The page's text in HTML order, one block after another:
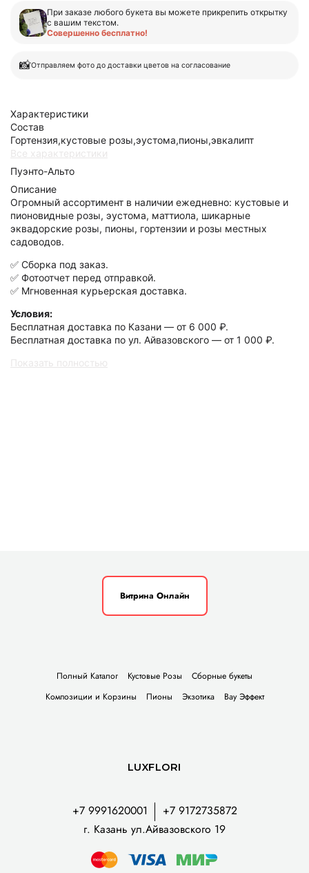
При заказе любого букета вы можете прикрепить открытку
с вашим текстом.
Совершенно бесплатно!
📸Отправляем фото до доставки цветов на согласование
Характеристики
Состав
Гортензия,кустовые розы,эустома,пионы,эвкалипт
Все характеристики
Пуэнто-Альто
Описание
Огромный ассортимент в наличии ежедневно: кустовые и
пионовидные розы, эустома, маттиола, шикарные
эквадорские розы, пионы, гортензии и розы местных
садоводов.
✅ Сборка под заказ.
✅ Фотоотчет перед отправкой.
✅ Мгновенная курьерская доставка.
Условия:
Бесплатная доставка по Казани — от 6 000 ₽.
Бесплатная доставка по ул. Айвазовского — от 1 000 ₽.
Показать полностью
Витрина Онлайн
Полный Каталог Кустовые Розы
Сборные букеты
Композиции и Корзины
Пионы Экзотика Вау Эффект
+7 9991620001
+7 9172735872
г. Казань ул.Айвазовского 19
LUXFLORI